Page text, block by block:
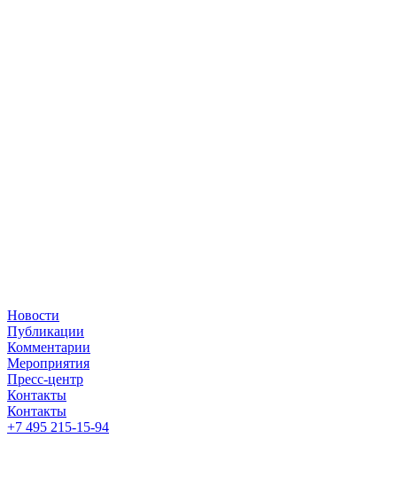
Новости
Публикации
Комментарии
Мероприятия
Пресс-центр
Контакты
Контакты
+7 495 215-15-94